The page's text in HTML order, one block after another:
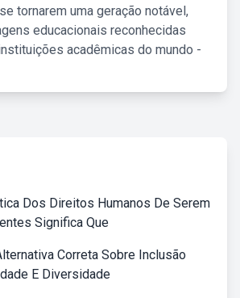
tornarem uma geração notável,
educacionais reconhecidas
acadêmicas do mundo -
Dos Direitos Humanos De Serem
Significa Que
Correta Sobre Inclusão
E Diversidade